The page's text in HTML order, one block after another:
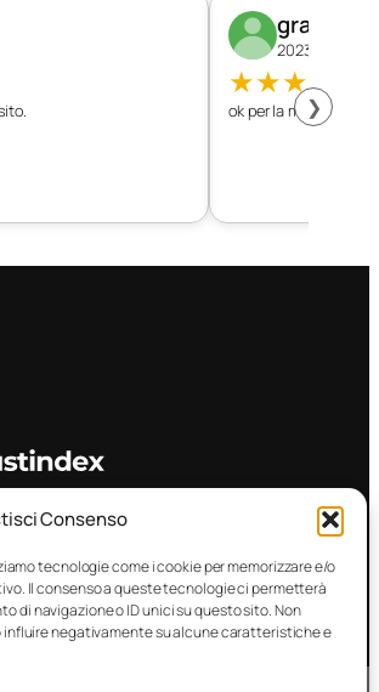
Consenso
tecnologie come i cookie per memorizzare e/o
Il consenso a queste tecnologie ci permetterà
di navigazione o ID unici su questo sito. Non
negativamente su alcune caratteristiche e
graziano
2023.08.26
★★★★
ok per la mia vettura
❯
recensioni
RAPIDO